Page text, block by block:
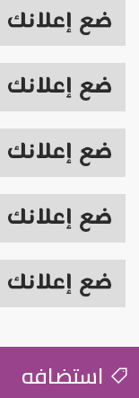
استضافه